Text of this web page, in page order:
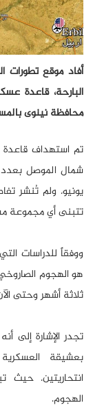
أفاد موقع تطورات
البارحة، قاعدة
محافظة نينوى
تم استهداف قاعدة
يونيو. ولم تُنشر
تتبنى أي مجموعة
ووفقاً للدراسات
هو الهجوم
ثلاثة أشهر وحتى
بعشيقة
انتحاريتين. حيث
الهجوم.